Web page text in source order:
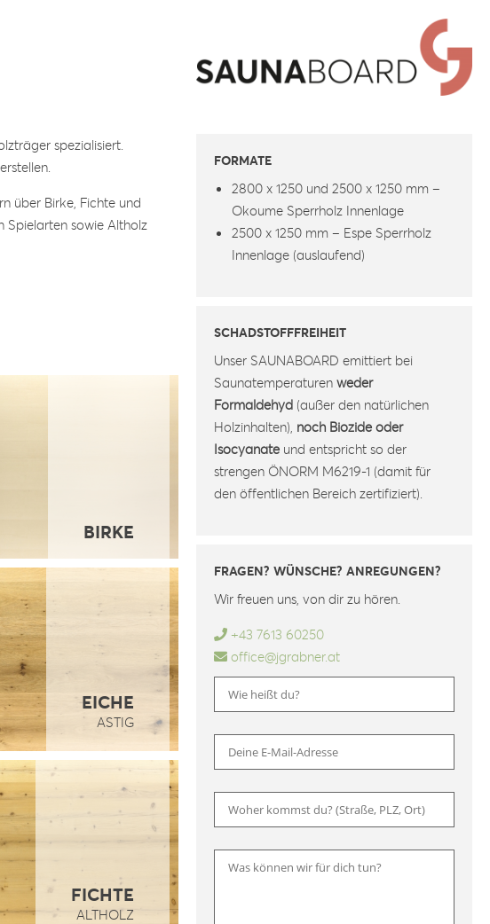
spezialisiert.
über Birke, Fichte und
Spielarten sowie Altholz
BIRKE
EICHE
ASTIG
FICHTE
ALTHOLZ
FORMATE
2800 x 1250 und 2500 x 1250 mm –
Okoume Sperrholz Innenlage
2500 x 1250 mm – Espe Sperrholz
Innenlage (auslaufend)
SCHADSTOFFFREIHEIT
Unser SAUNABOARD emittiert bei
Saunatemperaturen weder
Formaldehyd (außer den natürlichen
Holzinhalten), noch Biozide oder
Isocyanate und entspricht so der
strengen ÖNORM M6219-1 (damit für
den öffentlichen Bereich zertifiziert).
FRAGEN? WÜNSCHE? ANREGUNGEN?
Wir freuen uns, von dir zu hören.
+43 7613 60250
office@jgrabner.at